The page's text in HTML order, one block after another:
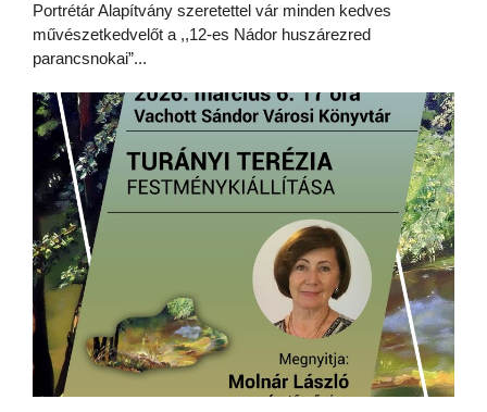
Portrétár Alapítvány szeretettel vár minden kedves
művészetkedvelőt a ,,12-es Nádor huszárezred
parancsnokai”...